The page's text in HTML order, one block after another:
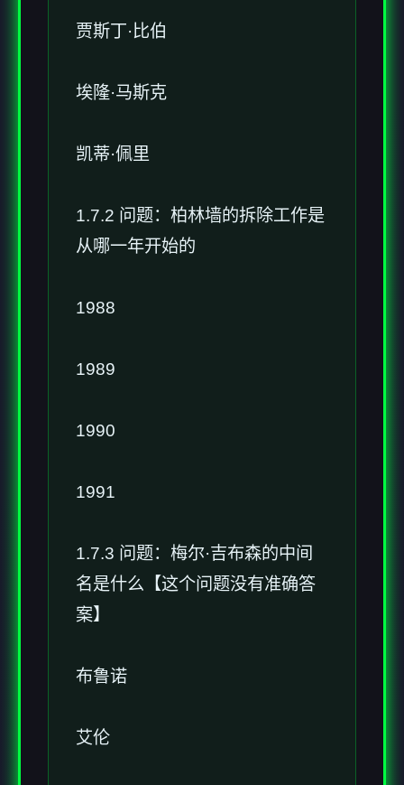
贾斯丁·比伯
埃隆·马斯克
凯蒂·佩里
1.7.2 问题：柏林墙的拆除工作是
从哪一年开始的
1988
1989
1990
1991
1.7.3 问题：梅尔·吉布森的中间
名是什么【这个问题没有准确答
案】
布鲁诺
艾伦